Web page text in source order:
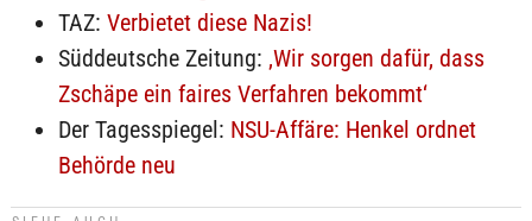
TAZ: Verbietet diese Nazis!
Süddeutsche Zeitung: ‚Wir sorgen dafür, dass
Zschäpe ein faires Verfahren bekommt‘
Der Tagesspiegel: NSU-Affäre: Henkel ordnet
Behörde neu